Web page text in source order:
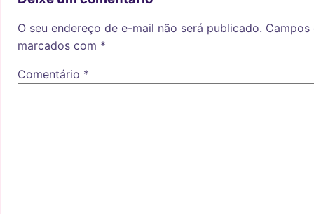
O seu endereço de e-mail não será publicado.
marcados com *
Comentário *